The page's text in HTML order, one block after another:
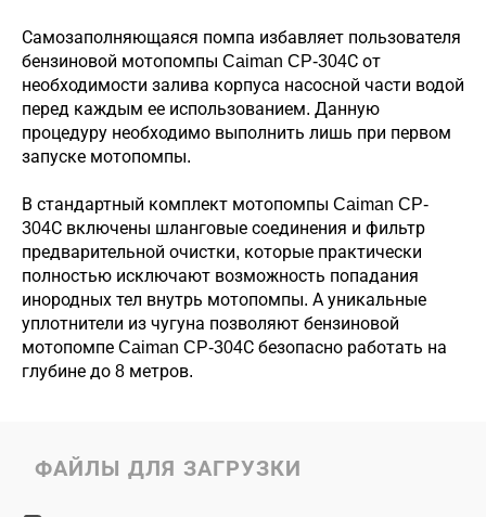
Самозаполняющаяся помпа избавляет пользователя
бензиновой мотопомпы Caiman CP-304С от
необходимости залива корпуса насосной части водой
перед каждым ее использованием. Данную
процедуру необходимо выполнить лишь при первом
запуске мотопомпы.
В стандартный комплект мотопомпы Caiman CP-
304С включены шланговые соединения и фильтр
предварительной очистки, которые практически
полностью исключают возможность попадания
инородных тел внутрь мотопомпы. А уникальные
уплотнители из чугуна позволяют бензиновой
мотопомпе Caiman CP-304С безопасно работать на
глубине до 8 метров.
ФАЙЛЫ ДЛЯ ЗАГРУЗКИ